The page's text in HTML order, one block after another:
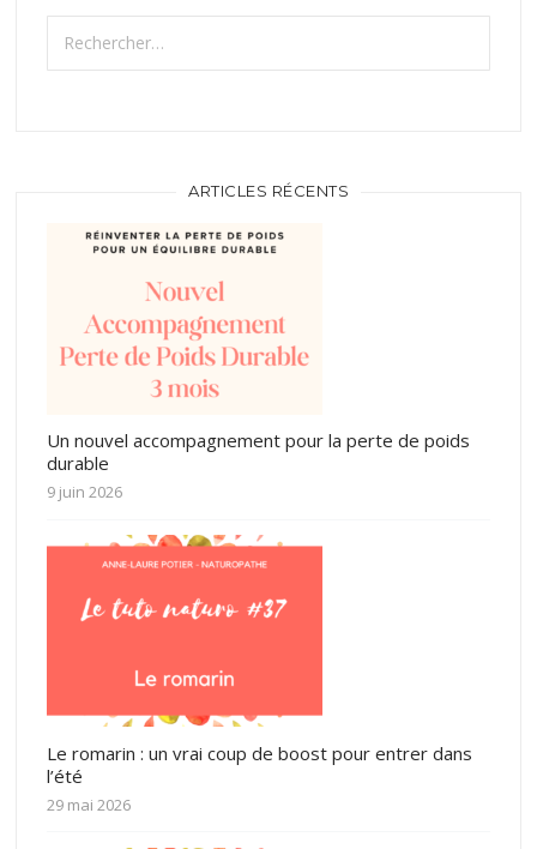
Rechercher :
ARTICLES RÉCENTS
Un nouvel accompagnement pour la perte de poids
durable
9 juin 2026
Le romarin : un vrai coup de boost pour entrer dans
l’été
29 mai 2026